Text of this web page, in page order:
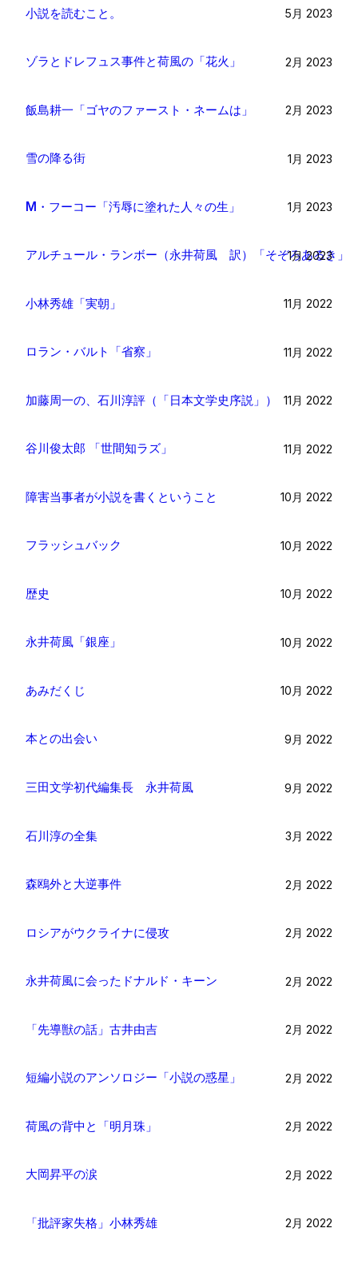
小説を読むこと。 5月 2023
ゾラとドレフュス事件と荷風の「花火」 2月 2023
飯島耕一「ゴヤのファースト・ネームは」 2月 2023
雪の降る街 1月 2023
M・フーコー「汚辱に塗れた人々の生」 1月 2023
アルチュール・ランボー（永井荷風 訳）「そぞろあるき」
1月 2023
小林秀雄「実朝」 11月 2022
ロラン・バルト「省察」 11月 2022
加藤周一の、石川淳評（「日本文学史序説」） 11月 2022
谷川俊太郎 「世間知ラズ」 11月 2022
障害当事者が小説を書くということ 10月 2022
フラッシュバック 10月 2022
歴史 10月 2022
永井荷風「銀座」 10月 2022
あみだくじ 10月 2022
本との出会い 9月 2022
三田文学初代編集長 永井荷風 9月 2022
石川淳の全集 3月 2022
森鴎外と大逆事件 2月 2022
ロシアがウクライナに侵攻 2月 2022
永井荷風に会ったドナルド・キーン 2月 2022
「先導獣の話」古井由吉 2月 2022
短編小説のアンソロジー「小説の惑星」 2月 2022
荷風の背中と「明月珠」 2月 2022
大岡昇平の涙 2月 2022
「批評家失格」小林秀雄 2月 2022